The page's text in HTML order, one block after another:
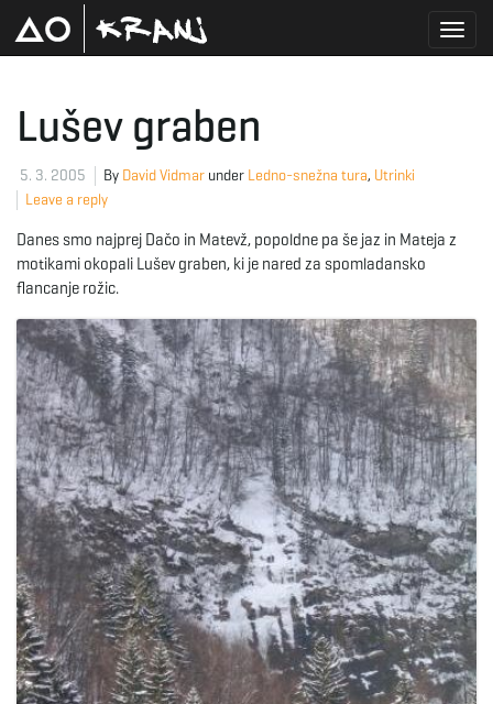
g
l
e
n
Lušev graben
5. 3. 2005 By David Vidmar under Ledno-snežna tura, Utrinki
Leave a reply
Danes smo najprej Dačo in Matevž, popoldne pa še jaz in Mateja z
motikami okopali Lušev graben, ki je nared za spomladansko
flancanje rožic.